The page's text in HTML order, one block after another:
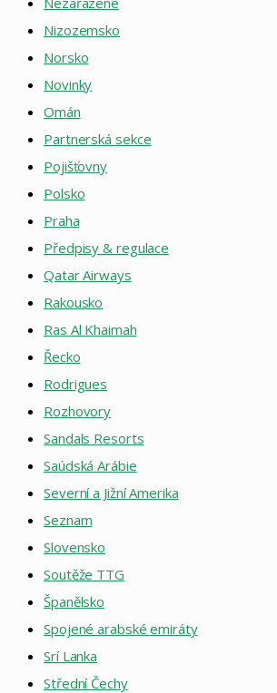
Nizozemsko
Norsko
Novinky
Omán
Partnerská sekce
Pojišťovny
Polsko
Praha
Předpisy & regulace
Qatar Airways
Rakousko
Ras Al Khaimah
Řecko
Rodrigues
Rozhovory
Sandals Resorts
Saúdská Arábie
Severní a Jižní Amerika
Seznam
Slovensko
Soutěže TTG
Španělsko
Spojené arabské emiráty
Srí Lanka
Střední Čechy